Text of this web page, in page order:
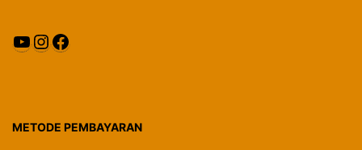
YouTube
Instagram
Facebook
METODE PEMBAYARAN